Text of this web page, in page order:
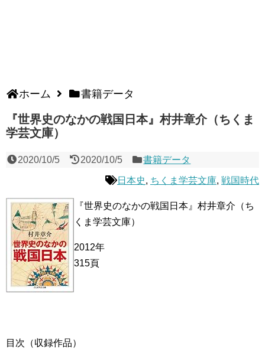
ホーム 書籍データ
『世界史のなかの戦国日本』村井章介（ちくま
学芸文庫）
2020/10/5 2020/10/5 書籍データ
日本史, ちくま学芸文庫, 戦国時代
『世界史のなかの戦国日本』村井章介（ち
くま学芸文庫）
2012年
315頁
目次（収録作品）